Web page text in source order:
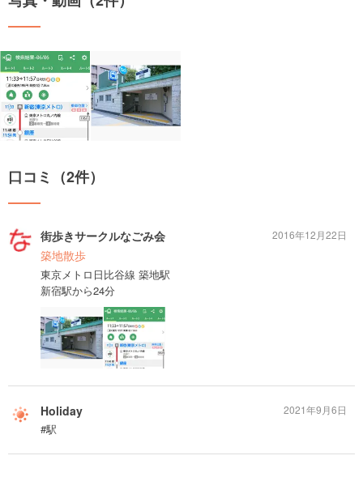
口コミ（2件）
街歩きサークルなごみ会
築地散歩
東京メトロ日比谷線 築地駅
新宿駅から24分
2016年12月22日
Holiday
#駅
2021年9月6日